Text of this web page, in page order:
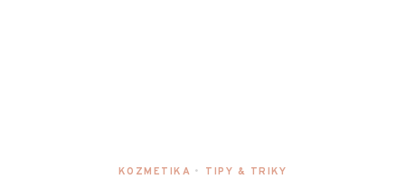
KOZMETIKA • TIPY & TRIKY